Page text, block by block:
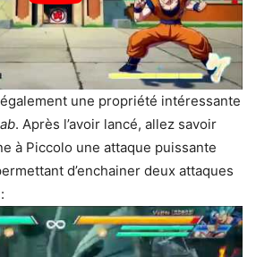
une propriété intéressante
. Après l’avoir lancé, allez savoir
à Piccolo une attaque puissante
d’enchainer deux attaques